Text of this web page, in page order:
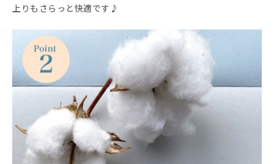
上りもさらっと快適です♪